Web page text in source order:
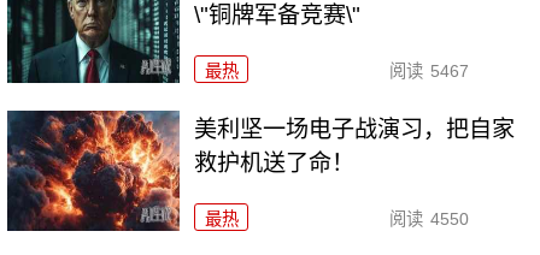
\"铜牌军备竞赛\"
最热 阅读 5467
美利坚一场电子战演习，把自家
救护机送了命！
最热 阅读 4550